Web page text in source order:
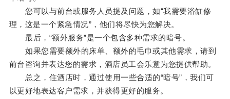
您可以与前台或服务人员提及问题，如“我需要浴缸修
理，这是一个紧急情况”，他们将尽快为您解决。
最后，“额外服务”是一个包含多种需求的暗号。
如果您需要额外的床单、额外的毛巾或其他需求，请到
前台咨询并表达您的需求，酒店员工会乐意为您提供帮助。
总之，住酒店时，通过使用一些合适的“暗号”，我们可
以更好地表达客户需求，并获得更好的服务。